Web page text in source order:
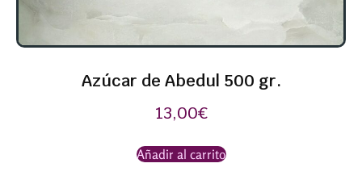
Azúcar de Abedul 500 gr.
13,00€
Añadir al carrito